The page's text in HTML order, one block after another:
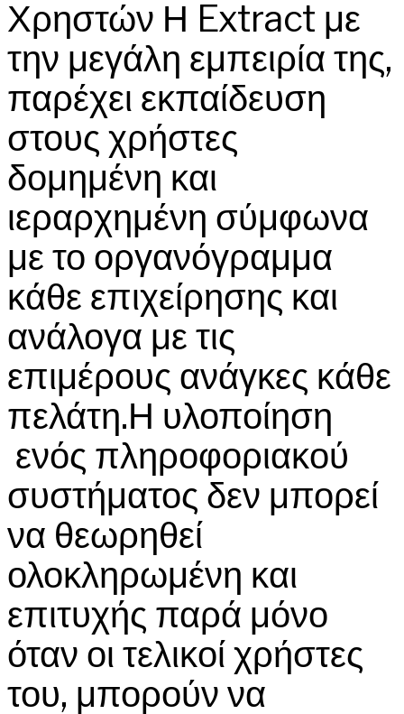
Χρηστών Η Extract με
την μεγάλη εμπειρία της,
παρέχει εκπαίδευση
στους χρήστες
δομημένη και
ιεραρχημένη σύμφωνα
με το οργανόγραμμα
κάθε επιχείρησης και
ανάλογα με τις
επιμέρους ανάγκες κάθε
πελάτη.Η υλοποίηση
ενός πληροφοριακού
συστήματος δεν μπορεί
να θεωρηθεί
ολοκληρωμένη και
επιτυχής παρά μόνο
όταν οι τελικοί χρήστες
του, μπορούν να